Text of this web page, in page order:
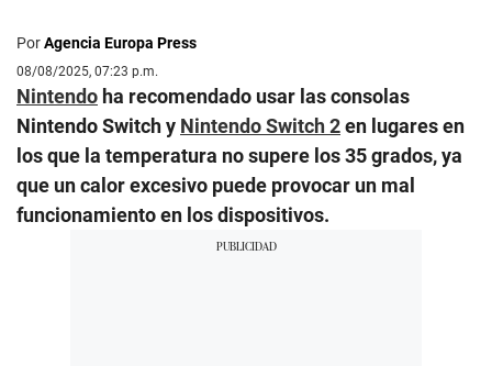
PorAgencia Europa Press
08/08/2025, 07:23 p.m.
Nintendo ha recomendado usar las consolas
Nintendo Switch y Nintendo Switch 2en lugares en
los que la temperatura no supere los 35 grados, ya
que un calor excesivo puede provocar un mal
funcionamiento en los dispositivos.